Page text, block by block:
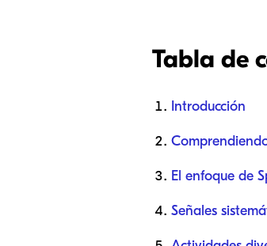
Tabla de
Introducción
El enfoque de
Señales